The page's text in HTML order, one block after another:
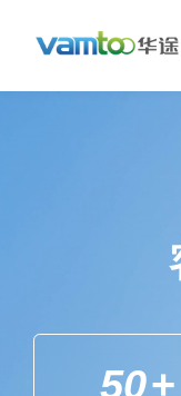
50+